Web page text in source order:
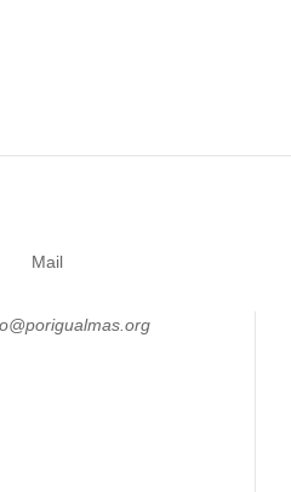
Mail